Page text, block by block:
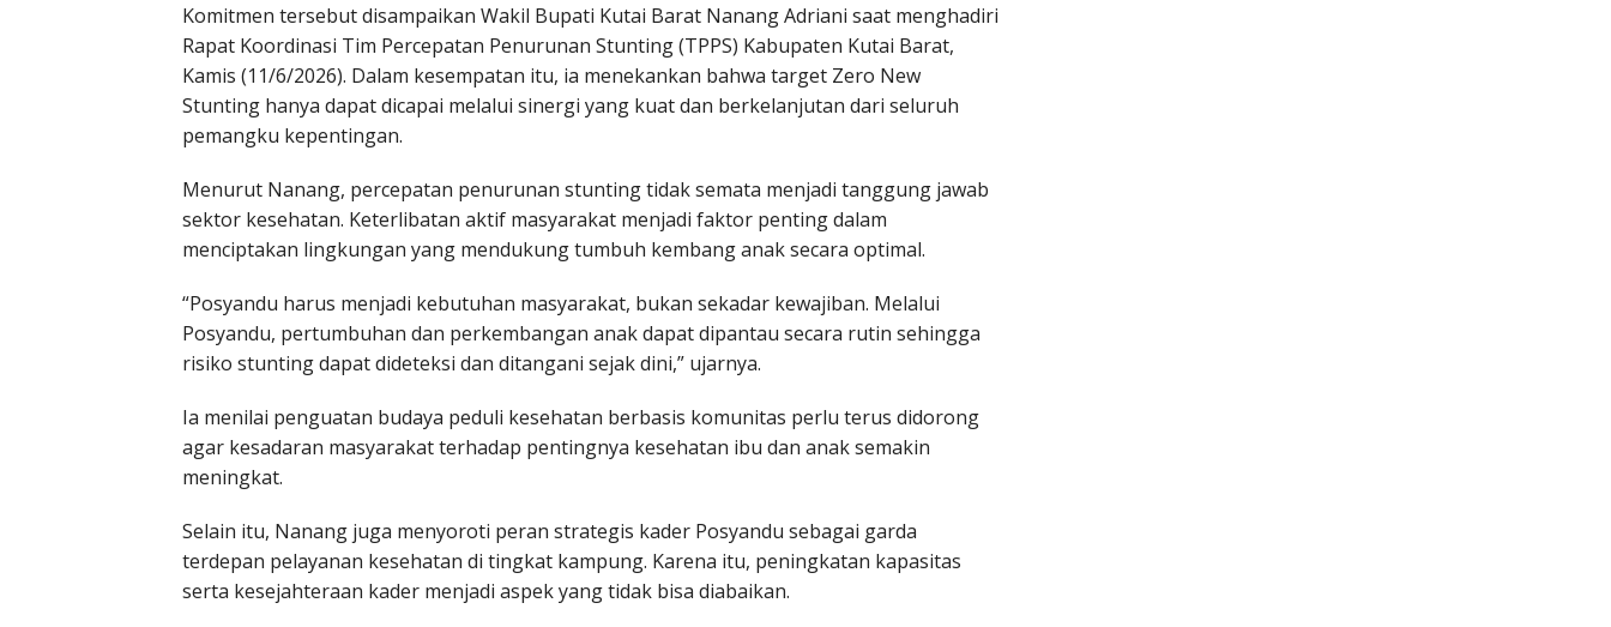
Komitmen tersebut disampaikan Wakil Bupati Kutai Barat Nanang Adriani saat menghadiri
Rapat Koordinasi Tim Percepatan Penurunan Stunting (TPPS) Kabupaten Kutai Barat,
Kamis (11/6/2026). Dalam kesempatan itu, ia menekankan bahwa target Zero New
Stunting hanya dapat dicapai melalui sinergi yang kuat dan berkelanjutan dari seluruh
pemangku kepentingan.
Menurut Nanang, percepatan penurunan stunting tidak semata menjadi tanggung jawab
sektor kesehatan. Keterlibatan aktif masyarakat menjadi faktor penting dalam
menciptakan lingkungan yang mendukung tumbuh kembang anak secara optimal.
“Posyandu harus menjadi kebutuhan masyarakat, bukan sekadar kewajiban. Melalui
Posyandu, pertumbuhan dan perkembangan anak dapat dipantau secara rutin sehingga
risiko stunting dapat dideteksi dan ditangani sejak dini,” ujarnya.
Ia menilai penguatan budaya peduli kesehatan berbasis komunitas perlu terus didorong
agar kesadaran masyarakat terhadap pentingnya kesehatan ibu dan anak semakin
meningkat.
Selain itu, Nanang juga menyoroti peran strategis kader Posyandu sebagai garda
terdepan pelayanan kesehatan di tingkat kampung. Karena itu, peningkatan kapasitas
serta kesejahteraan kader menjadi aspek yang tidak bisa diabaikan.